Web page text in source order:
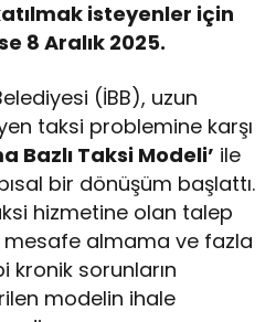
isteyenler için
8 Aralık 2025.
(İBB), uzun
taksi problemine karşı
Bazlı Taksi Modeli’ ile
bir dönüşüm başlattı.
hizmetine olan talep
mesafe almama ve fazla
kronik sorunların
modelin ihale